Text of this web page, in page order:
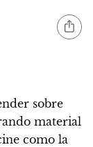
sobre
material
como la